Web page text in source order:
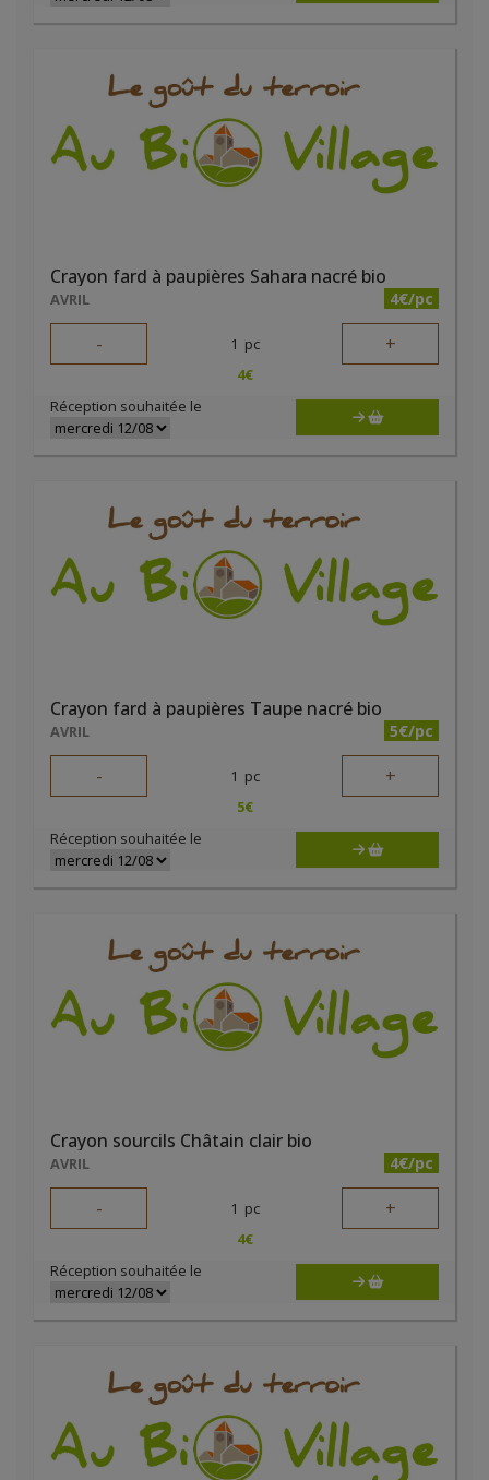
Crayon fard à paupières Sahara nacré bio
AVRIL 4€/pc
- 1 pc +
4€
Réception souhaitée le
Crayon fard à paupières Taupe nacré bio
AVRIL 5€/pc
- 1 pc +
5€
Réception souhaitée le
Crayon sourcils Châtain clair bio
AVRIL 4€/pc
- 1 pc +
4€
Réception souhaitée le